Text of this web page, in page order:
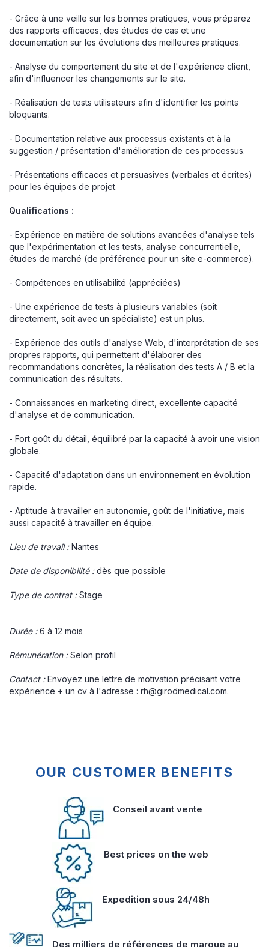
- Grâce à une veille sur les bonnes pratiques, vous préparez
des rapports efficaces, des études de cas et une
documentation sur les évolutions des meilleures pratiques.
- Analyse du comportement du site et de l'expérience client,
afin d'influencer les changements sur le site.
- Réalisation de tests utilisateurs afin d'identifier les points
bloquants.
- Documentation relative aux processus existants et à la
suggestion / présentation d'amélioration de ces processus.
- Présentations efficaces et persuasives (verbales et écrites)
pour les équipes de projet.
Qualifications :
- Expérience en matière de solutions avancées d'analyse tels
que l'expérimentation et les tests, analyse concurrentielle,
études de marché (de préférence pour un site e-commerce).
- Compétences en utilisabilité (appréciées)
- Une expérience de tests à plusieurs variables (soit
directement, soit avec un spécialiste) est un plus.
- Expérience des outils d'analyse Web, d'interprétation de ses
propres rapports, qui permettent d'élaborer des
recommandations concrètes, la réalisation des tests A / B et la
communication des résultats.
- Connaissances en marketing direct, excellente capacité
d'analyse et de communication.
- Fort goût du détail, équilibré par la capacité à avoir une vision
globale.
- Capacité d'adaptation dans un environnement en évolution
rapide.
- Aptitude à travailler en autonomie, goût de l'initiative, mais
aussi capacité à travailler en équipe.
Lieu de travail :Nantes
Date de disponibilité :dès que possible
Type de contrat :Stage
Durée :6 à 12 mois
Rémunération :Selon profil
Contact :Envoyez une lettre de motivation précisant votre
expérience + un cv à l'adresse : rh@girodmedical.com.
OUR CUSTOMER BENEFITS
Conseil avant vente
Best prices on the web
Expedition sous 24/48h
Des milliers de références de marque au